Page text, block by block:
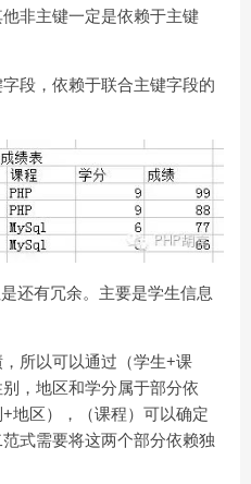
非主键一定是依赖于主键
段，依赖于联合主键字段的
还有冗余。主要是学生信息
所以可以通过（学生+课
，地区和学分属于部分依
地区），（课程）可以确定
式需要将这两个部分依赖独